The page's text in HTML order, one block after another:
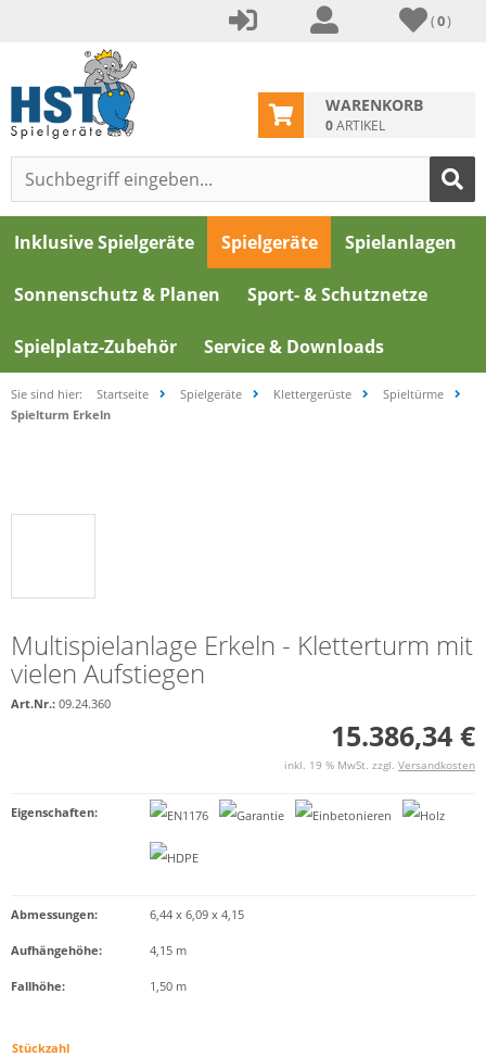
(0)
WARENKORB
0ARTIKEL
Inklusive Spielgeräte Spielgeräte Spielanlagen
Sonnenschutz & Planen Sport- & Schutznetze
Spielplatz-Zubehör Service & Downloads
Sie sind hier: Startseite Spielgeräte Klettergerüste
Spieltürme
Spielturm Erkeln
Multispielanlage Erkeln - Kletterturm mit
vielen Aufstiegen
Art.Nr.: 09.24.360
15.386,34 €
inkl. 19 % MwSt. zzgl. Versandkosten
Eigenschaften:
Abmessungen: 6,44 x 6,09 x 4,15
Aufhängehöhe: 4,15 m
Fallhöhe: 1,50 m
Stückzahl